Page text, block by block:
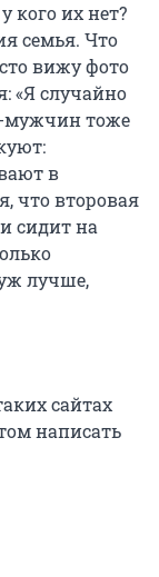
кого их нет?
семья. Что
вижу фото
«Я случайно
мужчин тоже
в
что второвая
сидит на
лучше,
сайтах
написать